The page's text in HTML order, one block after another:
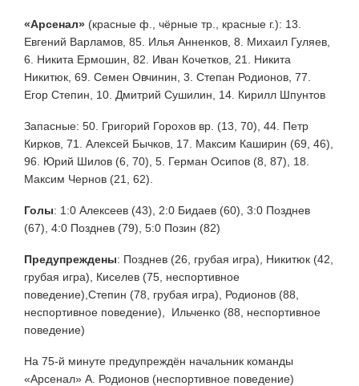
«Арсенал» (красные ф., чёрные тр., красные г.): 13.
Евгений Варламов, 85. Илья Анненков, 8. Михаил Гуляев,
6. Никита Ермошин, 82. Иван Кочетков, 21. Никита
Никитюк, 69. Семен Овчинин, 3. Степан Родионов, 77.
Егор Степин, 10. Дмитрий Сушилин, 14. Кирилл Шпунтов
Запасные: 50. Григорий Горохов вр. (13, 70), 44. Петр
Кирков, 71. Алексей Бычков, 17. Максим Каширин (69, 46),
96. Юрий Шилов (6, 70), 5. Герман Осипов (8, 87), 18.
Максим Чернов (21, 62).
Голы: 1:0 Алексеев (43), 2:0 Бидаев (60), 3:0 Позднев
(67), 4:0 Позднев (79), 5:0 Позин (82)
Предупреждены: Позднев (26, грубая игра), Никитюк (42,
грубая игра), Киселев (75, неспортивное
поведение),Степин (78, грубая игра), Родионов (88,
неспортивное поведение), Ильченко (88, неспортивное
поведение)
На 75-й минуте предупреждён начальник команды
«Арсенал» А. Родионов (неспортивное поведение)